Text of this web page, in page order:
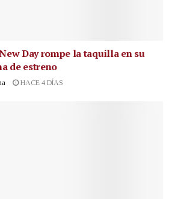
Day rompe la taquilla en su
de estreno
HACE 4 DÍAS